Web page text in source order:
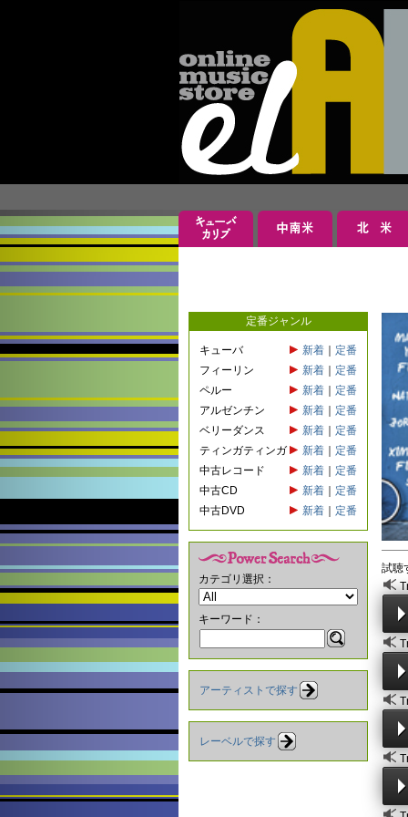
定番ジャンル
キューバ 新着
定番
フィーリン
新着
定番
ペルー
新着
定番
アルゼンチン
新着
定番
ベリーダンス
新着
定番
ティンガティンガ
新着
定番
中古レコード
新着
定番
中古CD
新着
定番
中古DVD
新着 定番
カテゴリ選択：
キーワード：
アーティストで探す
レーベルで探す
試聴